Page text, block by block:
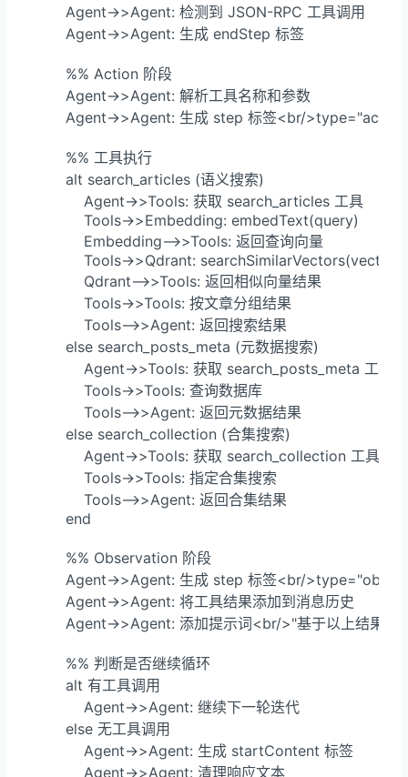
        Agent->>Agent: 检测到 JSON-RPC 工具调用
        Agent->>Agent: 生成 endStep 标签
        %% Action 阶段
        Agent->>Agent: 解析工具名称和参数
Agent->>Agent: 生成 step 标签<br/
        %% 工具执行
        alt search_articles (语义搜索)
            Agent->>Tools: 获取 search_articles 工具
            Tools->>Embedding: embedText(query)
            Embedding-->>Tools: 返回查询向量
            Tools->>Qdrant: searchSimilarVectors(vector)
            Qdrant-->>Tools: 返回相似向量结果
            Tools->>Tools: 按文章分组结果
            Tools-->>Agent: 返回搜索结果
        else search_posts_meta (元数据搜索)
            Agent->>Tools: 获取 search_posts_meta 工具
            Tools->>Tools: 查询数据库
            Tools-->>Agent: 返回元数据结果
        else search_collection (合集搜索)
            Agent->>Tools: 获取 search_collection 工具
            Tools->>Tools: 指定合集搜索
            Tools-->>Agent: 返回合集结果
        end
        %% Observation 阶段
Agent->>Agent: 生成 step 标签<br/
        Agent->>Agent: 将工具结果添加到消息历史
Agent->>Agent: 添加提示词<br/>"基于以上结果给
        %% 判断是否继续循环
        alt 有工具调用
            Agent->>Agent: 继续下一轮迭代
        else 无工具调用
            Agent->>Agent: 生成 startContent 标签
            Agent->>Agent: 清理响应文本